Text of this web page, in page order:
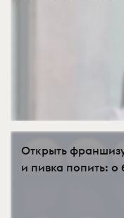
Открыть
и пивка попить: о